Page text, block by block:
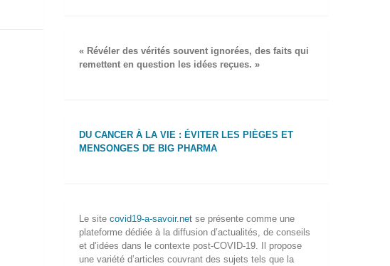
« Révéler des vérités souvent ignorées, des faits qui
remettent en question les idées reçues. »
DU CANCER À LA VIE : ÉVITER LES PIÈGES ET
MENSONGES DE BIG PHARMA
Le site covid19-a-savoir.netse présente comme une
plateforme dédiée à la diffusion d’actualités, de conseils
et d’idées dans le contexte post-COVID-19. Il propose
une variété d’articles couvrant des sujets tels que la